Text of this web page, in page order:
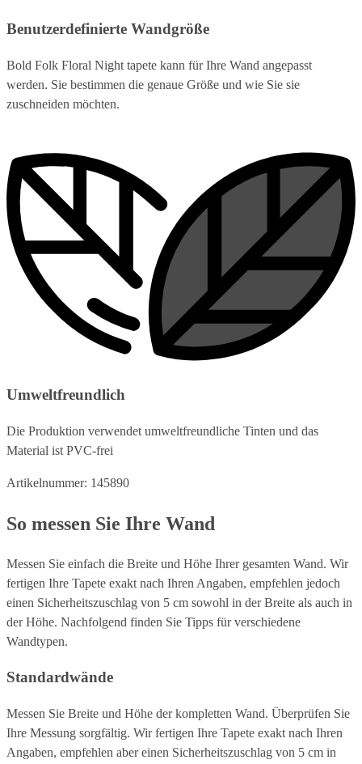
Benutzerdefinierte Wandgröße
Bold Folk Floral Night tapete kann für Ihre Wand angepasst
werden. Sie bestimmen die genaue Größe und wie Sie sie
zuschneiden möchten.
Umweltfreundlich
Die Produktion verwendet umweltfreundliche Tinten und das
Material ist PVC-frei
Artikelnummer: 145890
So messen Sie Ihre Wand
Messen Sie einfach die Breite und Höhe Ihrer gesamten Wand. Wir
fertigen Ihre Tapete exakt nach Ihren Angaben, empfehlen jedoch
einen Sicherheitszuschlag von 5 cm sowohl in der Breite als auch in
der Höhe. Nachfolgend finden Sie Tipps für verschiedene
Wandtypen.
Standardwände
Messen Sie Breite und Höhe der kompletten Wand. Überprüfen Sie
Ihre Messung sorgfältig. Wir fertigen Ihre Tapete exakt nach Ihren
Angaben, empfehlen aber einen Sicherheitszuschlag von 5 cm in